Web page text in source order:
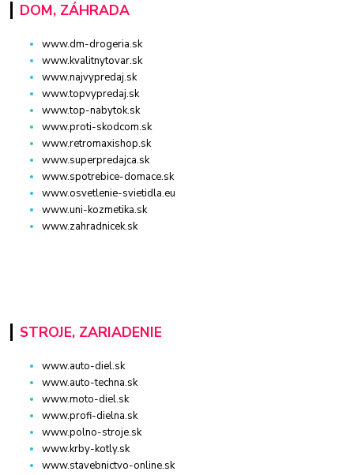
DOM, ZÁHRADA
www.dm-drogeria.sk
www.kvalitnytovar.sk
www.najvypredaj.sk
www.topvypredaj.sk
www.top-nabytok.sk
www.proti-skodcom.sk
www.retromaxishop.sk
www.superpredajca.sk
www.spotrebice-domace.sk
www.osvetlenie-svietidla.eu
www.uni-kozmetika.sk
www.zahradnicek.sk
STROJE, ZARIADENIE
www.auto-diel.sk
www.auto-techna.sk
www.moto-diel.sk
www.profi-dielna.sk
www.polno-stroje.sk
www.krby-kotly.sk
www.stavebnictvo-online.sk